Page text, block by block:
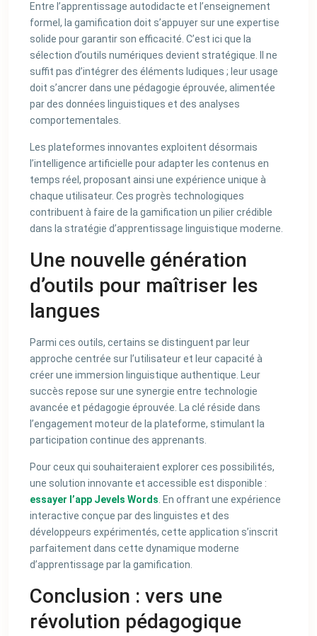
Entre l’apprentissage autodidacte et l’enseignement
formel, la gamification doit s’appuyer sur une expertise
solide pour garantir son efficacité. C’est ici que la
sélection d’outils numériques devient stratégique. Il ne
suffit pas d’intégrer des éléments ludiques ; leur usage
doit s’ancrer dans une pédagogie éprouvée, alimentée
par des données linguistiques et des analyses
comportementales.
Les plateformes innovantes exploitent désormais
l’intelligence artificielle pour adapter les contenus en
temps réel, proposant ainsi une expérience unique à
chaque utilisateur. Ces progrès technologiques
contribuent à faire de la gamification un pilier crédible
dans la stratégie d’apprentissage linguistique moderne.
Une nouvelle génération
d’outils pour maîtriser les
langues
Parmi ces outils, certains se distinguent par leur
approche centrée sur l’utilisateur et leur capacité à
créer une immersion linguistique authentique. Leur
succès repose sur une synergie entre technologie
avancée et pédagogie éprouvée. La clé réside dans
l’engagement moteur de la plateforme, stimulant la
participation continue des apprenants.
Pour ceux qui souhaiteraient explorer ces possibilités,
une solution innovante et accessible est disponible :
essayer l’app Jevels Words . En offrant une expérience
interactive conçue par des linguistes et des
développeurs expérimentés, cette application s’inscrit
parfaitement dans cette dynamique moderne
d’apprentissage par la gamification.
Conclusion : vers une
révolution pédagogique